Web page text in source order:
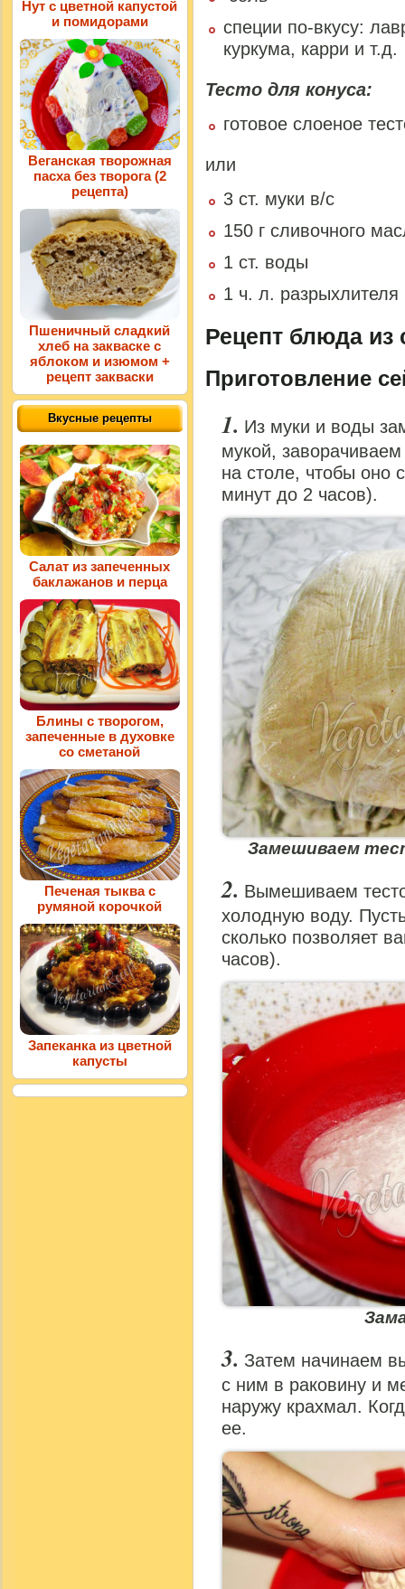
специи по-вкусу:
куркума, карри и т.д.
Тесто для конуса:
готовое слоеное
или
3 ст. муки в/с
150 г сливочного
1 ст. воды
1 ч. л. разрыхлителя
Рецепт блюда из
Приготовление
Из муки и воды
мукой,
на столе, чтобы оно
минут до 2 часов).
Замешиваем
Вымешиваем
холодную воду.
сколько позволяет
часов).
Затем начинаем
с ним в раковину и
наружу крахмал.
ее.
Нут с цветной капустой
и помидорами
Веганская творожная
пасха без творога (2
рецепта)
Пшеничный сладкий
хлеб на закваске с
яблоком и изюмом +
рецепт закваски
Вкусные рецепты
Салат из запеченных
баклажанов и перца
Блины с творогом,
запеченные в духовке
со сметаной
Печеная тыква с
румяной корочкой
Запеканка из цветной
капусты